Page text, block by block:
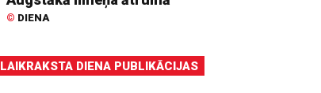
© DIENA
LAIKRAKSTA DIENA PUBLIKĀCIJAS